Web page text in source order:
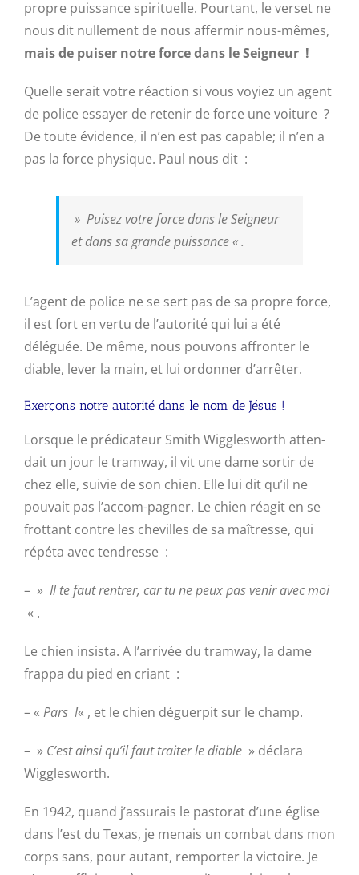
propre puissance spirituelle. Pourtant, le verset ne
nous dit nullement de nous affermir nous-mêmes,
mais de puiser notre force dans le Seigneur !
Quelle serait votre réaction si vous voyiez un agent
de police essayer de retenir de force une voiture ?
De toute évidence, il n’en est pas capable; il n’en a
pas la force physique. Paul nous dit :
» Puisez votre force dans le Seigneur
et dans sa grande puissance« .
L’agent de police ne se sert pas de sa propre force,
il est fort en vertu de l’autorité qui lui a été
déléguée. De même, nous pouvons affronter le
diable, lever la main, et lui ordonner d’arrêter.
Exerçons notre autorité dans le nom de Jésus !
Lorsque le prédicateur Smith Wigglesworth atten-
dait un jour le tramway, il vit une dame sortir de
chez elle, suivie de son chien. Elle lui dit qu’il ne
pouvait pas l’accom-pagner. Le chien réagit en se
frottant contre les chevilles de sa maîtresse, qui
répéta avec tendresse :
– » Il te faut rentrer, car tu ne peux pas venir avec moi
« .
Le chien insista. A l’arrivée du tramway, la dame
frappa du pied en criant :
– « Pars !« , et le chien déguerpit sur le champ.
– » C’est ainsi qu’il faut traiter le diable » déclara
Wigglesworth.
En 1942, quand j’assurais le pastorat d’une église
dans l’est du Texas, je menais un combat dans mon
corps sans, pour autant, remporter la victoire. Je